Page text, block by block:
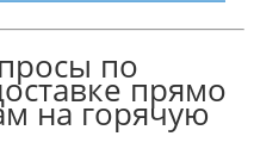
по
прямо
на горячую